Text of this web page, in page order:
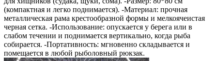
(компактная и легко поднимается). -Материал: прочная
металлическая рама крестообразной формы и мелкоячеистая
черная сетка. -Использование: опускается у берега или в
слабом течении и поднимается вертикально, когда рыба
собирается. -Портативность: мгновенно складывается и
помещается в любой рыболовный рюкзак.